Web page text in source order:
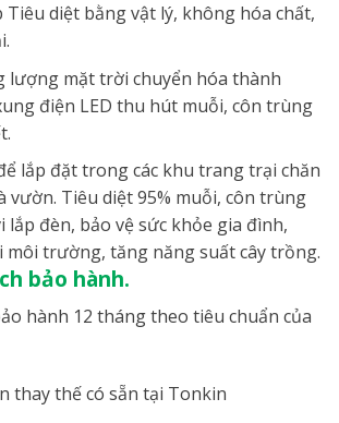
diệt bằng vật lý, không hóa chất,
lượng mặt trời chuyển hóa thành
điện LED thu hút muỗi, côn trùng
lắp đặt trong các khu trang trại chăn
vườn. Tiêu diệt 95% muỗi, côn trùng
lắp đèn, bảo vệ sức khỏe gia đình,
môi trường, tăng năng suất cây trồng.
bảo hành.
hành 12 tháng theo tiêu chuẩn của
thay thế có sẵn tại Tonkin